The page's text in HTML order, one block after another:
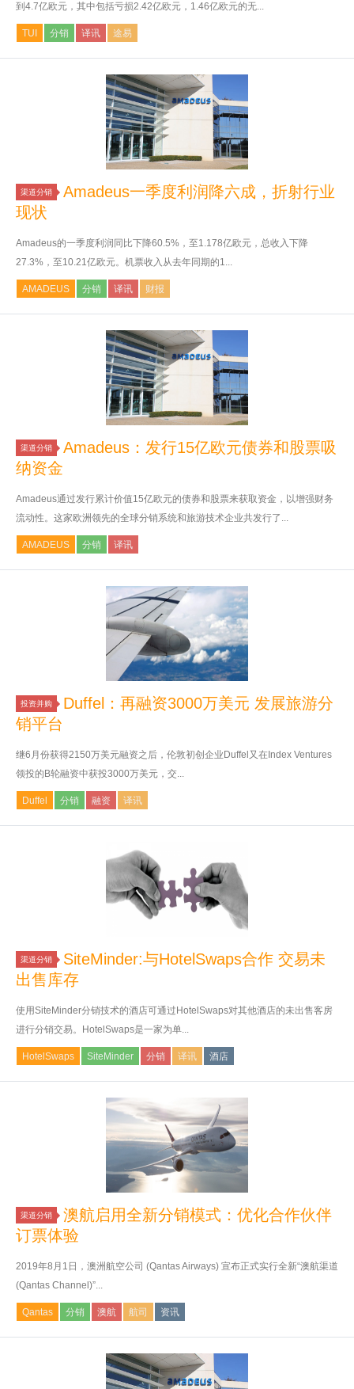
到4.7亿欧元，其中包括亏损2.42亿欧元，1.46亿欧元的无...
TUI 分销 译讯 途易
渠道分销
Amadeus一季度利润降六成，折射行业
现状
Amadeus的一季度利润同比下降60.5%，至1.178亿欧元，总收入下降
27.3%，至10.21亿欧元。机票收入从去年同期的1...
AMADEUS 分销 译讯 财报
渠道分销
Amadeus：发行15亿欧元债券和股票吸
纳资金
Amadeus通过发行累计价值15亿欧元的债券和股票来获取资金，以增强财务
流动性。这家欧洲领先的全球分销系统和旅游技术企业共发行了...
AMADEUS 分销 译讯
投资并购
Duffel：再融资3000万美元 发展旅游分
销平台
继6月份获得2150万美元融资之后，伦敦初创企业Duffel又在Index Ventures
领投的B轮融资中获投3000万美元，交...
Duffel 分销 融资 译讯
渠道分销
SiteMinder:与HotelSwaps合作 交易未
出售库存
使用SiteMinder分销技术的酒店可通过HotelSwaps对其他酒店的未出售客房
进行分销交易。HotelSwaps是一家为单...
HotelSwaps SiteMinder 分销 译讯 酒店
渠道分销
澳航启用全新分销模式：优化合作伙伴
订票体验
2019年8月1日，澳洲航空公司 (Qantas Airways) 宣布正式实行全新“澳航渠道
(Qantas Channel)”...
Qantas 分销 澳航 航司 资讯